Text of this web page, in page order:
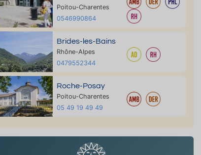
Poitou-Charentes
0546990864
Brides-les-Bains
Rhône-Alpes
0479552344
Roche-Posay
Poitou-Charentes
05 49 19 49 49